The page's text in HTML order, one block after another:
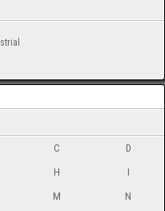
C
D
H
I
M
N